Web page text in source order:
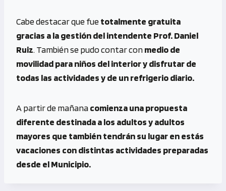
Cabe destacar que fuetotalmente gratuita
gracias a la gestión del intendente Prof. Daniel
Ruiz. También se pudo contar conmedio de
movilidad para niños del interior y disfrutar de
todas las actividades y de un refrigerio diario.
A partir de mañanacomienza una propuesta
diferente destinada a los adultos y adultos
mayores que también tendrán su lugar en estás
vacaciones con distintas actividades preparadas
desde el Municipio.